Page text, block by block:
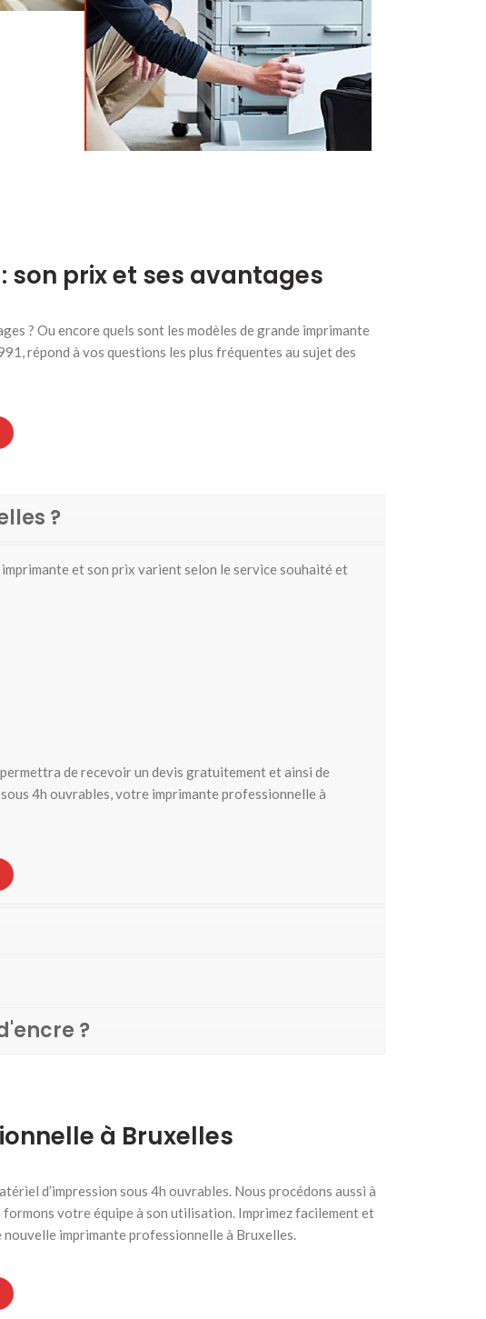
son prix et ses avantages
? Ou encore quels sont les modèles de grande imprimante
répond à vos questions les plus fréquentes au sujet des
?
et son prix varient selon le service souhaité et
de recevoir un devis gratuitement et ainsi de
4h ouvrables, votre imprimante professionnelle à
?
à Bruxelles
d’impression sous 4h ouvrables. Nous procédons aussi à
formons votre équipe à son utilisation. Imprimez facilement et
imprimante professionnelle à Bruxelles.